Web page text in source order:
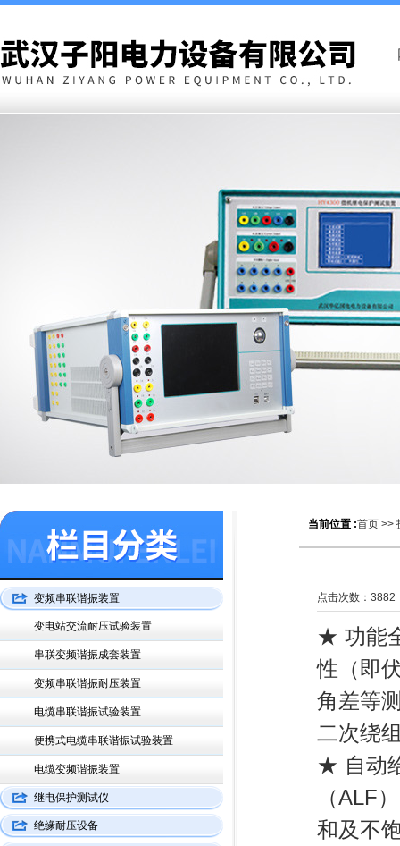
当前位置 :首页 >>
点击次数： 3882
★ 功能
性（即
角差等
二次绕
★ 自动
（ALF
和及不
变频串联谐振装置
变电站交流耐压试验装置
串联变频谐振成套装置
变频串联谐振耐压装置
电缆串联谐振试验装置
便携式电缆串联谐振试验装置
电缆变频谐振装置
继电保护测试仪
绝缘耐压设备